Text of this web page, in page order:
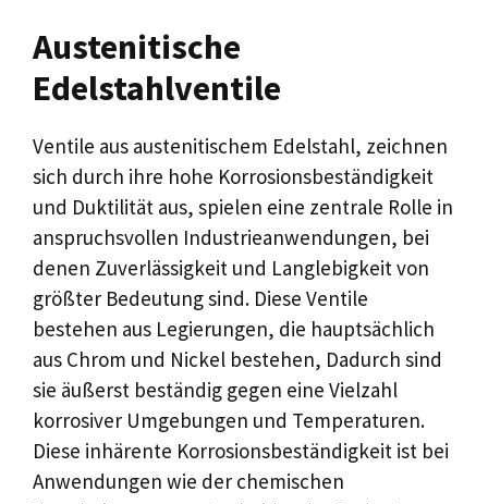
Austenitische
Edelstahlventile
Ventile aus austenitischem Edelstahl, zeichnen
sich durch ihre hohe Korrosionsbeständigkeit
und Duktilität aus, spielen eine zentrale Rolle in
anspruchsvollen Industrieanwendungen, bei
denen Zuverlässigkeit und Langlebigkeit von
größter Bedeutung sind. Diese Ventile
bestehen aus Legierungen, die hauptsächlich
aus Chrom und Nickel bestehen, Dadurch sind
sie äußerst beständig gegen eine Vielzahl
korrosiver Umgebungen und Temperaturen.
Diese inhärente Korrosionsbeständigkeit ist bei
Anwendungen wie der chemischen